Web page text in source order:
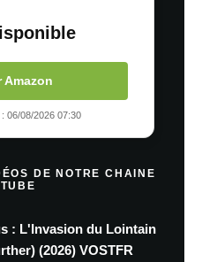
Amazon
06/08/2026 07:30
DE NOTRE CHAINE
: L'Invasion du Lointain
(2026) VOSTFR